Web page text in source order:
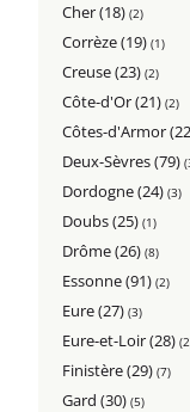
Cher (18)(2)
Corrèze (19)(1)
Creuse (23)(2)
Côte-d'Or (21)(2)
Côtes-d'Armor
Deux-Sèvres (79)
Dordogne (24)(3)
Doubs (25)(1)
Drôme (26)(8)
Essonne (91)(2)
Eure (27)(3)
Eure-et-Loir (28)
Finistère (29)(7)
Gard (30)(5)